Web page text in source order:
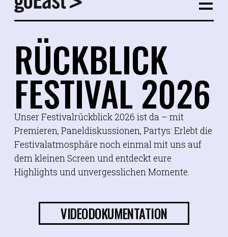
RÜCKBLICK
FESTIVAL 2026
Unser Festivalrückblick 2026 ist da – mit
Premieren, Paneldiskussionen, Partys: Erlebt die
Festivalatmosphäre noch einmal mit uns auf
dem kleinen Screen und entdeckt eure
Highlights und unvergesslichen Momente.
VIDEODOKUMENTATION